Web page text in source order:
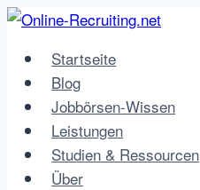
Zum
springenStartseite
Blog
Jobbörsen-Wissen
Leistungen
Studien & Ressourcen
Über